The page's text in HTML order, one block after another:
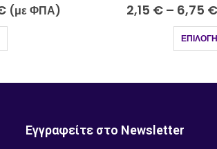
(με ΦΠΑ) 2,80€ – 4,25€
ΕΠΙΛΟΓΉ
Εγγραφείτε στο Newsletter